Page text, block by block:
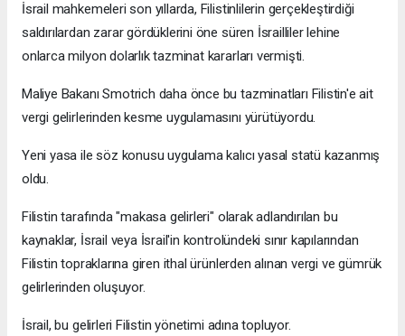
İsrail mahkemeleri son yıllarda, Filistinlilerin gerçekleştirdiği
saldırılardan zarar gördüklerini öne süren İsrailliler lehine
onlarca milyon dolarlık tazminat kararları vermişti.
Maliye Bakanı Smotrich daha önce bu tazminatları Filistin'e ait
vergi gelirlerinden kesme uygulamasını yürütüyordu.
Yeni yasa ile söz konusu uygulama kalıcı yasal statü kazanmış
oldu.
Filistin tarafında "makasa gelirleri" olarak adlandırılan bu
kaynaklar, İsrail veya İsrail'in kontrolündeki sınır kapılarından
Filistin topraklarına giren ithal ürünlerden alınan vergi ve gümrük
gelirlerinden oluşuyor.
İsrail, bu gelirleri Filistin yönetimi adına topluyor.